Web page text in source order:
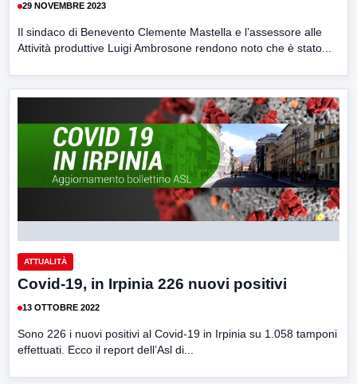
29 NOVEMBRE 2023
Il sindaco di Benevento Clemente Mastella e l’assessore alle
Attività produttive Luigi Ambrosone rendono noto che è stato...
ATTUALITÀ
Covid-19, in Irpinia 226 nuovi positivi
13 OTTOBRE 2022
Sono 226 i nuovi positivi al Covid-19 in Irpinia su 1.058 tamponi
effettuati. Ecco il report dell’Asl di...